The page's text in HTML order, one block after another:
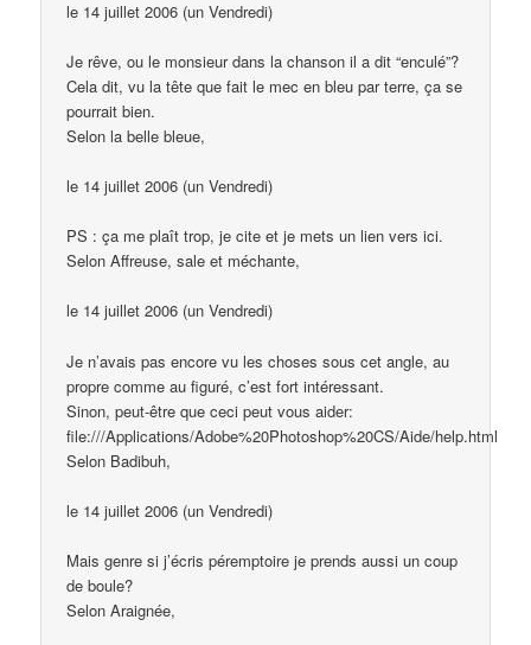
le 14 juillet 2006 (un Vendredi)
Je rêve, ou le monsieur dans la chanson il a dit “enculé”?
Cela dit, vu la tête que fait le mec en bleu par terre, ça se
pourrait bien.
Selon la belle bleue,
le 14 juillet 2006 (un Vendredi)
PS : ça me plaît trop, je cite et je mets un lien vers ici.
Selon Affreuse, sale et méchante,
le 14 juillet 2006 (un Vendredi)
Je n’avais pas encore vu les choses sous cet angle, au
propre comme au figuré, c’est fort intéressant.
Sinon, peut-être que ceci peut vous aider:
file:///Applications/Adobe%20Photoshop%20CS/Aide/help.html
Selon Badibuh,
le 14 juillet 2006 (un Vendredi)
Mais genre si j’écris péremptoire je prends aussi un coup
de boule?
Selon Araignée,